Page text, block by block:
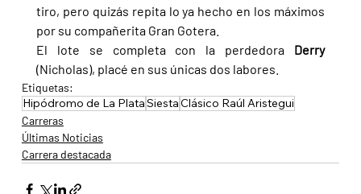
tiro, pero quizás repita lo ya hecho en los máximos
por su compañerita Gran Gotera.
El lote se completa con la perdedora
Derry
(Nicholas), placé en sus únicas dos labores.
Etiquetas:
Hipódromo de La PlataSiestaClásico Raúl Aristegui
Carreras
Últimas Noticias
Carrera destacada